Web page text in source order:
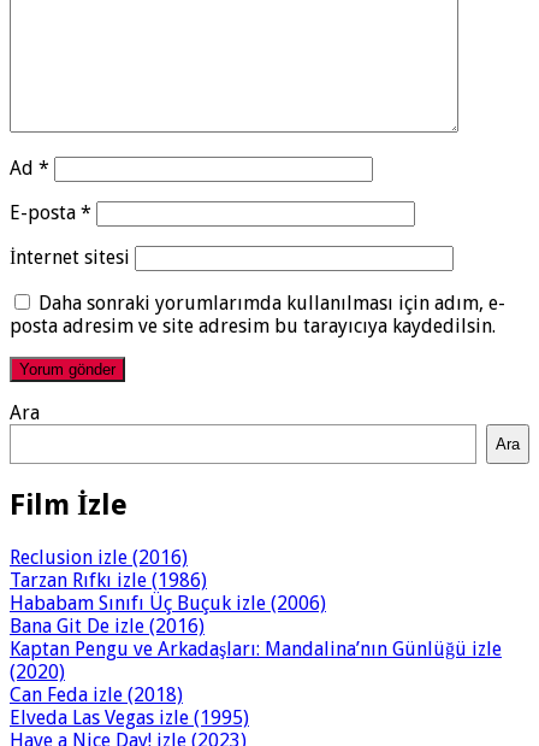
Ad *
E-posta *
İnternet sitesi
Daha sonraki yorumlarımda kullanılması için adım, e-
posta adresim ve site adresim bu tarayıcıya kaydedilsin.
Ara
Ara
Film İzle
Reclusion izle (2016)
Tarzan Rıfkı izle (1986)
Hababam Sınıfı Üç Buçuk izle (2006)
Bana Git De izle (2016)
Kaptan Pengu ve Arkadaşları: Mandalina’nın Günlüğü izle
(2020)
Can Feda izle (2018)
Elveda Las Vegas izle (1995)
Have a Nice Day! izle (2023)